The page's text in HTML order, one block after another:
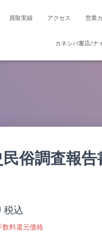
買取実績 アクセス 営業
カネシバ書店/ナ
俗調査報告
現
在
税込
数料還元価格